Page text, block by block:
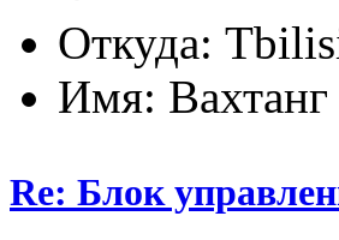
Откуда:
Имя: Вахтанг
Re: Блок